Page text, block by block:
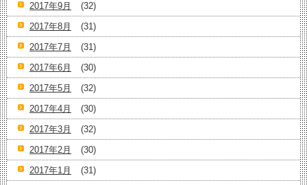
2017年9月
(32)
2017年8月
(31)
2017年7月
(31)
2017年6月
(30)
2017年5月
(32)
2017年4月
(30)
2017年3月
(32)
2017年2月
(30)
2017年1月
(31)